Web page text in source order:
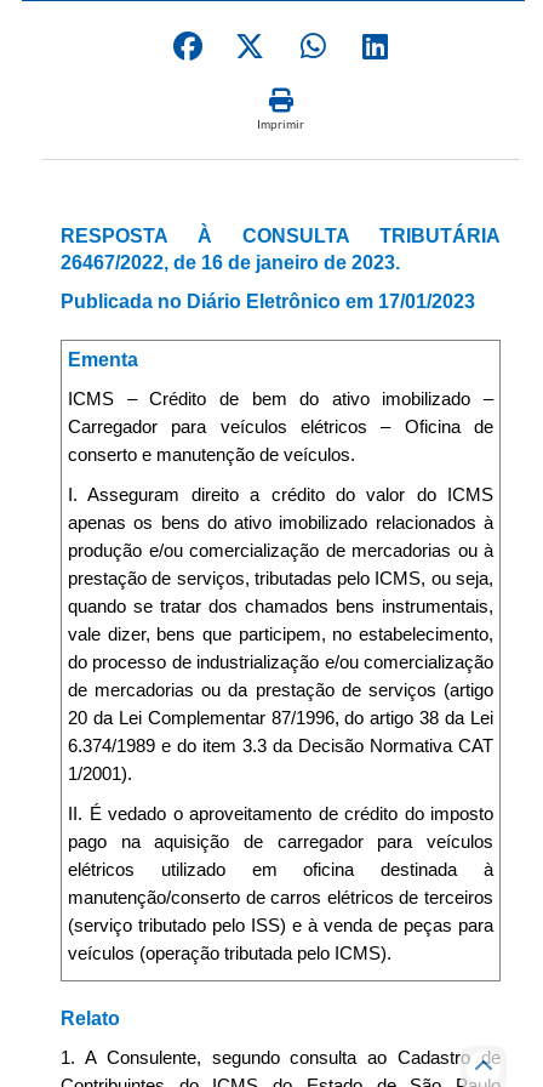
Imprimir
RESPOSTA À CONSULTA TRIBUTÁRIA
26467/2022, de 16 de janeiro de 2023.
Publicada no Diário Eletrônico em 17/01/2023
Ementa
ICMS – Crédito de bem do ativo imobilizado –
Carregador para veículos elétricos – Oficina de
conserto e manutenção de veículos.
I. Asseguram direito a crédito do valor do ICMS
apenas os bens do ativo imobilizado relacionados à
produção e/ou comercialização de mercadorias ou à
prestação de serviços, tributadas pelo ICMS, ou seja,
quando se tratar dos chamados bens instrumentais,
vale dizer, bens que participem, no estabelecimento,
do processo de industrialização e/ou comercialização
de mercadorias ou da prestação de serviços (artigo
20 da Lei Complementar 87/1996, do artigo 38 da Lei
6.374/1989 e do item 3.3 da Decisão Normativa CAT
1/2001).
II. É vedado o aproveitamento de crédito do imposto
pago na aquisição de carregador para veículos
elétricos utilizado em oficina destinada à
manutenção/conserto de carros elétricos de terceiros
(serviço tributado pelo ISS) e à venda de peças para
veículos (operação tributada pelo ICMS).
Relato
1. A Consulente, segundo consulta ao Cadastro de